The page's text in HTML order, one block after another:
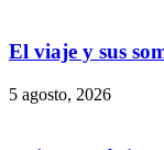
El viaje y sus
5 agosto, 2026